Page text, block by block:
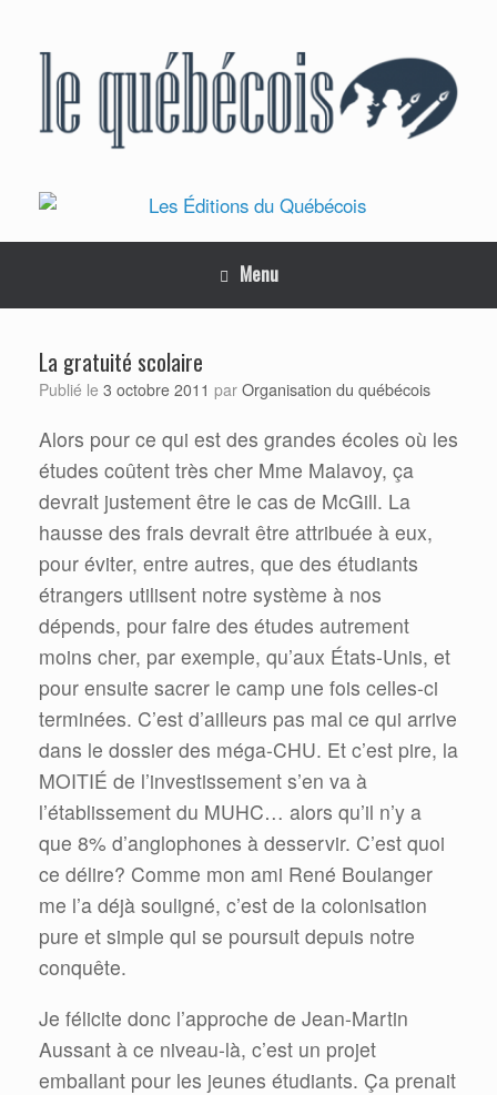
Menu
La gratuité scolaire
Publié le 3 octobre 2011 par Organisation du québécois
Alors pour ce qui est des grandes écoles où les
études coûtent très cher Mme Malavoy, ça
devrait justement être le cas de McGill. La
hausse des frais devrait être attribuée à eux,
pour éviter, entre autres, que des étudiants
étrangers utilisent notre système à nos
dépends, pour faire des études autrement
moins cher, par exemple, qu’aux États-Unis, et
pour ensuite sacrer le camp une fois celles-ci
terminées. C’est d’ailleurs pas mal ce qui arrive
dans le dossier des méga-CHU. Et c’est pire, la
MOITIÉ de l’investissement s’en va à
l’établissement du MUHC… alors qu’il n’y a
que 8% d’anglophones à desservir. C’est quoi
ce délire? Comme mon ami René Boulanger
me l’a déjà souligné, c’est de la colonisation
pure et simple qui se poursuit depuis notre
conquête.
Je félicite donc l’approche de Jean-Martin
Aussant à ce niveau-là, c’est un projet
emballant pour les jeunes étudiants. Ça prenait